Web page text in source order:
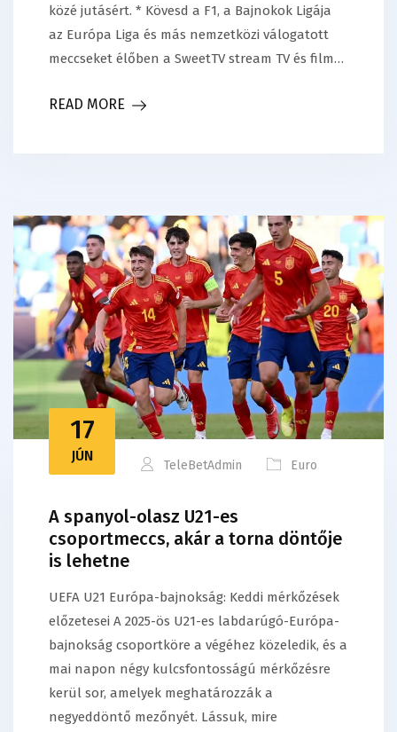
közé jutásért. * Kövesd a F1, a Bajnokok Ligája
az Európa Liga és más nemzetközi válogatott
meccseket élőben a SweetTV stream TV és film…
READ MORE
17
JÚN
TeleBetAdmin Euro
A spanyol-olasz U21-es
csoportmeccs, akár a torna döntője
is lehetne
UEFA U21 Európa-bajnokság: Keddi mérkőzések
előzetesei A 2025-ös U21-es labdarúgó-Európa-
bajnokság csoportköre a végéhez közeledik, és a
mai napon négy kulcsfontosságú mérkőzésre
kerül sor, amelyek meghatározzák a
negyeddöntő mezőnyét. Lássuk, mire